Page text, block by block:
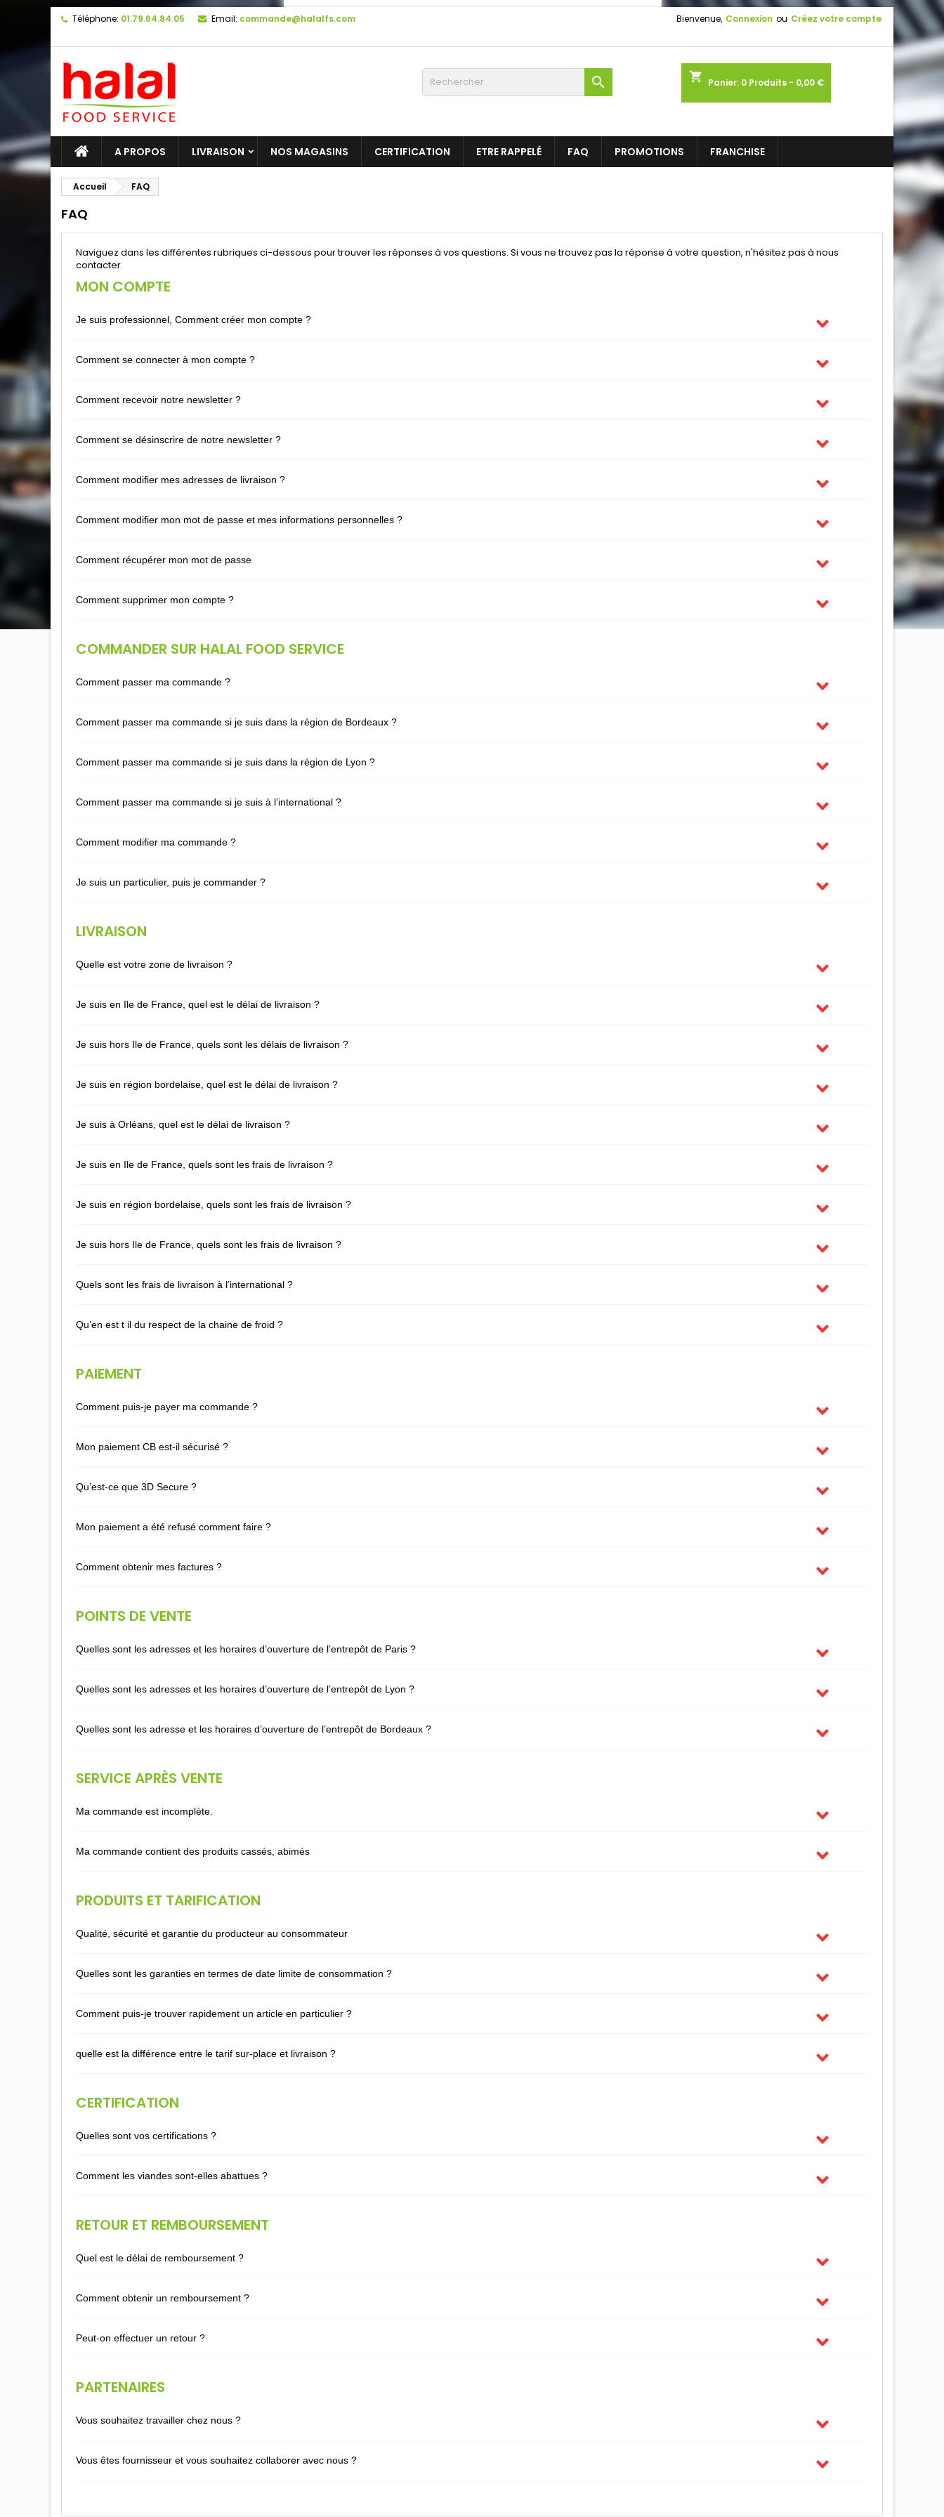
Téléphone: 01.79.64.84.05 Email: commande@halalfs.com Bienvenue, Connexion ou Créez votre compte
shopping_cart Panier: 0 Produits - 0,00 €

A PROPOS LIVRAISON NOS MAGASINS CERTIFICATION ETRE RAPPELÉ FAQ PROMOTIONS FRANCHISE
Accueil FAQ
FAQ
Naviguez dans les différentes rubriques ci-dessous pour trouver les réponses à vos questions. Si vous ne trouvez pas la réponse à votre question, n'hésitez pas à nous
contacter.
MON COMPTE
Je suis professionnel, Comment créer mon compte ?
Comment se connecter à mon compte ?
Comment recevoir notre newsletter ?
Comment se désinscrire de notre newsletter ?
Comment modifier mes adresses de livraison ?
Comment modifier mon mot de passe et mes informations personnelles ?
Comment récupérer mon mot de passe
Comment supprimer mon compte ?
COMMANDER SUR HALAL FOOD SERVICE
Comment passer ma commande ?
Comment passer ma commande si je suis dans la région de Bordeaux ?
Comment passer ma commande si je suis dans la région de Lyon ?
Comment passer ma commande si je suis à l’international ?
Comment modifier ma commande ?
Je suis un particulier, puis je commander ?
LIVRAISON
Quelle est votre zone de livraison ?
Je suis en Ile de France, quel est le délai de livraison ?
Je suis hors Ile de France, quels sont les délais de livraison ?
Je suis en région bordelaise, quel est le délai de livraison ?
Je suis à Orléans, quel est le délai de livraison ?
Je suis en Ile de France, quels sont les frais de livraison ?
Je suis en région bordelaise, quels sont les frais de livraison ?
Je suis hors Ile de France, quels sont les frais de livraison ?
Quels sont les frais de livraison à l’international ?
Qu’en est t il du respect de la chaine de froid ?
PAIEMENT
Comment puis-je payer ma commande ?
Mon paiement CB est-il sécurisé ?
Qu’est-ce que 3D Secure ?
Mon paiement a été refusé comment faire ?
Comment obtenir mes factures ?
POINTS DE VENTE
Quelles sont les adresses et les horaires d’ouverture de l’entrepôt de Paris ?
Quelles sont les adresses et les horaires d’ouverture de l’entrepôt de Lyon ?
Quelles sont les adresse et les horaires d’ouverture de l’entrepôt de Bordeaux ?
SERVICE APRÈS VENTE
Ma commande est incomplète.
Ma commande contient des produits cassés, abimés
PRODUITS ET TARIFICATION
Qualité, sécurité et garantie du producteur au consommateur
Quelles sont les garanties en termes de date limite de consommation ?
Comment puis-je trouver rapidement un article en particulier ?
quelle est la différence entre le tarif sur-place et livraison ?
CERTIFICATION
Quelles sont vos certifications ?
Comment les viandes sont-elles abattues ?
RETOUR ET REMBOURSEMENT
Quel est le délai de remboursement ?
Comment obtenir un remboursement ?
Peut-on effectuer un retour ?
PARTENAIRES
Vous souhaitez travailler chez nous ?
Vous êtes fournisseur et vous souhaitez collaborer avec nous ?